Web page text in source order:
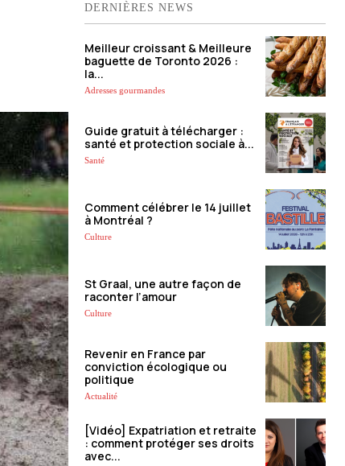
DERNIÈRES NEWS
Meilleur croissant & Meilleure
baguette de Toronto 2026 :
la...
Adresses gourmandes
Guide gratuit à télécharger :
santé et protection sociale à...
Santé
Comment célébrer le 14 juillet
à Montréal ?
Culture
St Graal, une autre façon de
raconter l’amour
Culture
Revenir en France par
conviction écologique ou
politique
Actualité
[Vidéo] Expatriation et retraite
: comment protéger ses droits
avec...